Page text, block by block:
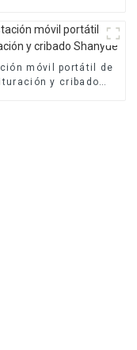
móvil portátil de
y cribado